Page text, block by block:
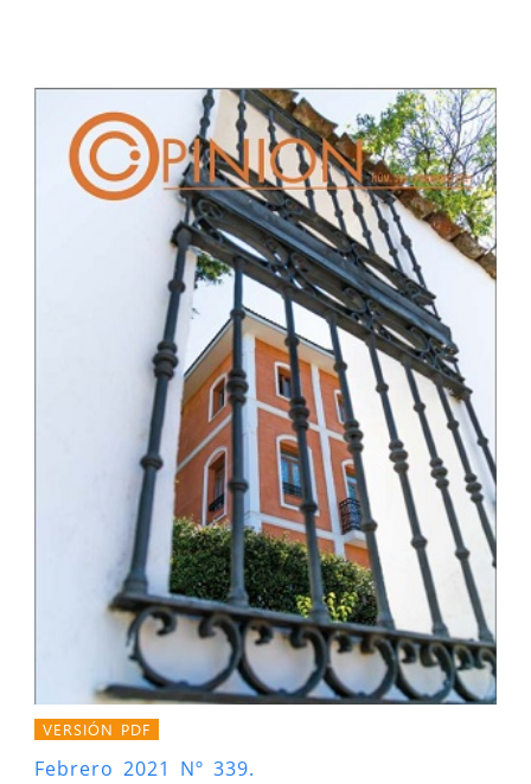
VERSIÓN PDF
Febrero 2021 Nº 339.